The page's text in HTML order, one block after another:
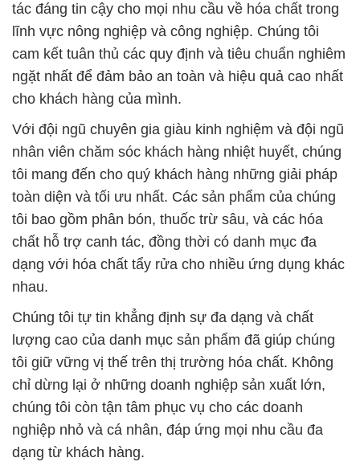
tác đáng tin cậy cho mọi nhu cầu về hóa chất trong
lĩnh vực nông nghiệp và công nghiệp. Chúng tôi
cam kết tuân thủ các quy định và tiêu chuẩn nghiêm
ngặt nhất để đảm bảo an toàn và hiệu quả cao nhất
cho khách hàng của mình.
Với đội ngũ chuyên gia giàu kinh nghiệm và đội ngũ
nhân viên chăm sóc khách hàng nhiệt huyết, chúng
tôi mang đến cho quý khách hàng những giải pháp
toàn diện và tối ưu nhất. Các sản phẩm của chúng
tôi bao gồm phân bón, thuốc trừ sâu, và các hóa
chất hỗ trợ canh tác, đồng thời có danh mục đa
dạng với hóa chất tẩy rửa cho nhiều ứng dụng khác
nhau.
Chúng tôi tự tin khẳng định sự đa dạng và chất
lượng cao của danh mục sản phẩm đã giúp chúng
tôi giữ vững vị thế trên thị trường hóa chất. Không
chỉ dừng lại ở những doanh nghiệp sản xuất lớn,
chúng tôi còn tận tâm phục vụ cho các doanh
nghiệp nhỏ và cá nhân, đáp ứng mọi nhu cầu đa
dạng từ khách hàng.